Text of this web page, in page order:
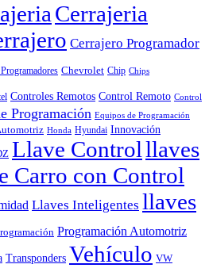
Cerrajeria
Cerrajero Programador
Chevrolet Chip Chips
Controles Remotos Control Remoto Control
Programación Equipos de Programación
Honda Hyundai Innovación
Llave Controlllaves
Carro con Control
Llaves Inteligentes llaves
Programación Automotriz
Transponders Vehículo VW